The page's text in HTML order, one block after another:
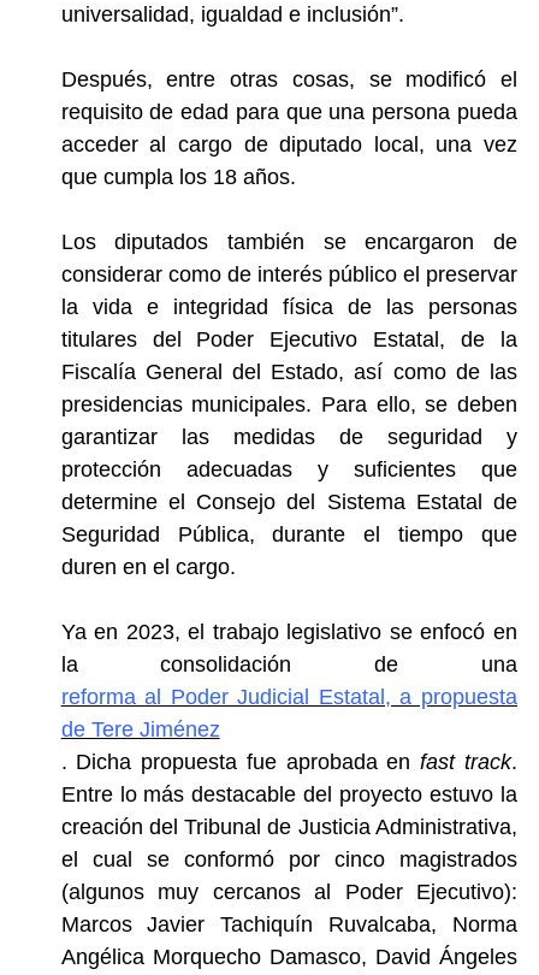
universalidad, igualdad e inclusión”.
Después, entre otras cosas, se modificó el
requisito de edad para que una persona pueda
acceder al cargo de diputado local, una vez
que cumpla los 18 años.
Los diputados también se encargaron de
considerar comode interés público el preservar
la vida e integridad física de las personas
titulares del Poder Ejecutivo Estatal, de la
Fiscalía General del Estado, así como de las
presidencias municipales. Para ello, se deben
garantizar las medidas de seguridad y
protección adecuadas y suficientes que
determine el Consejo del Sistema Estatal de
Seguridad Pública, durante el tiempo que
duren en el cargo.
Ya en 2023, el trabajo legislativo se enfocó en
la consolidación de una
reforma al Poder Judicial Estatal, a propuesta
de Tere Jiménez
. Dicha propuesta fue aprobada enfast track.
Entre lo más destacable del proyecto estuvo la
creación del Tribunal de Justicia Administrativa,
el cual se conformó por cinco magistrados
(algunos muy cercanos al Poder Ejecutivo):
Marcos Javier Tachiquín Ruvalcaba, Norma
Angélica Morquecho Damasco, David Ángeles